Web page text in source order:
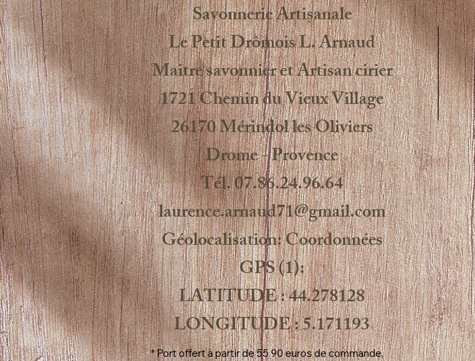
Savonnerie Artisanale
Le Petit Drômois L. Arnaud
Maitre savonnier et Artisan cirier
1721 Chemin du Vieux Village
26170 Mérindol les Oliviers
Drome - Provence
Tél. 07.86.24.96.64
laurence.arnaud71@gmail.com
Géolocalisation: Coordonnées
GPS (1):
LATITUDE : 44.278128
LONGITUDE : 5.171193
* Port offert à partir de 55.90 euros de commande,